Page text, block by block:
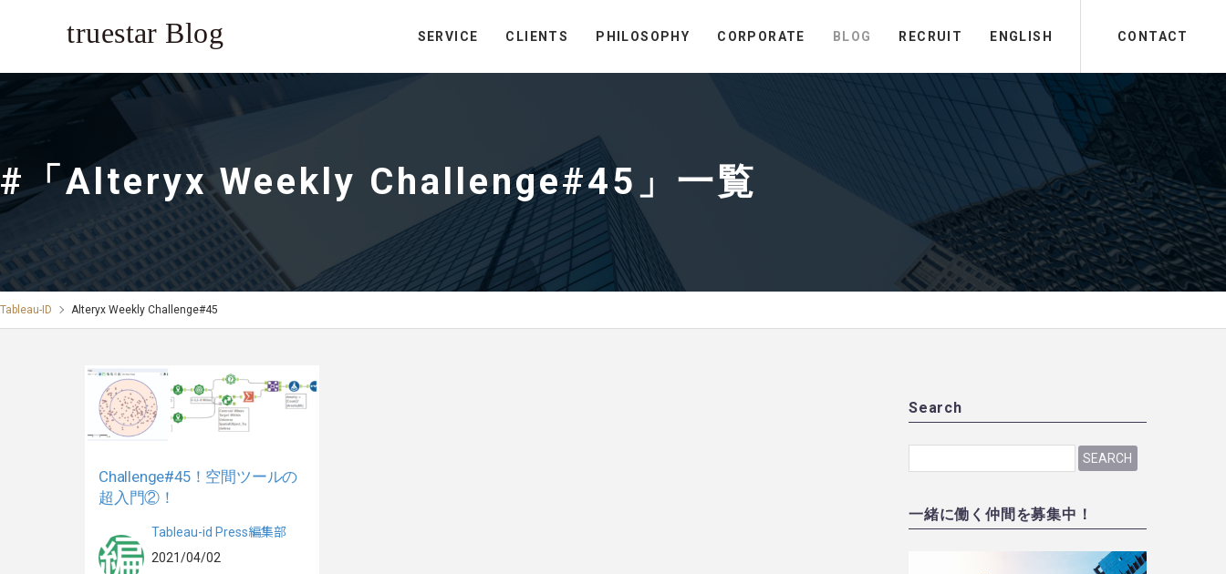
SERVICE CLIENTS PHILOSOPHY CORPORATE BLOG RECRUIT ENGLISH CONTACT
#「Alteryx Weekly Challenge#45」一覧
Tableau-ID Alteryx Weekly Challenge#45
Challenge#45！空間ツールの
超入門②！
Tableau-id Press編集部
2021/04/02
Search
SEARCH
一緒に働く仲間を募集中！